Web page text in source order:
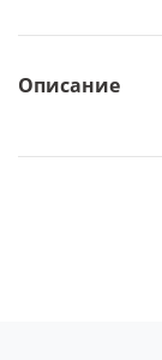
Описание